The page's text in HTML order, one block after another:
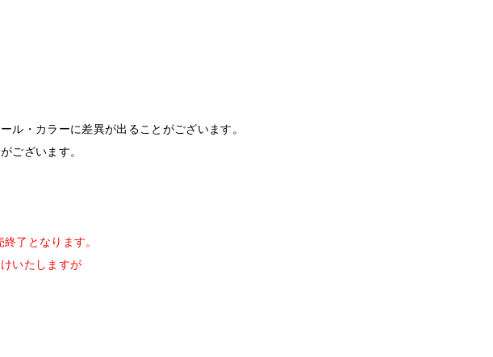
ル・カラーに差異が出ることがございます。
ございます。
了となります。
いたしますが